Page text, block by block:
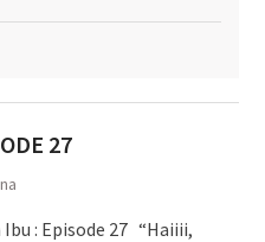
27
: Episode 27 “Haiiii,